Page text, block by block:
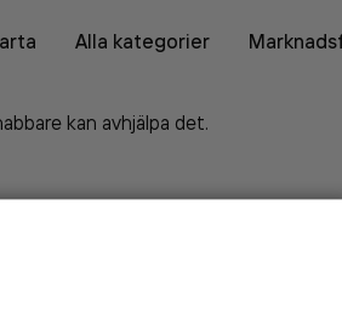
Alla kategorier
kan avhjälpa det.